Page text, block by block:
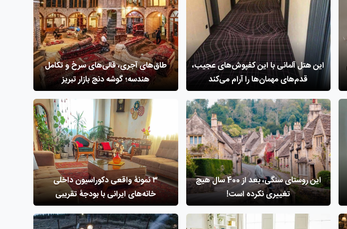
این هتل آلمانی با این کفپوش‌های عجیب،
قدم‌های مهمان‌ها را آرام می‌کند
طاق‌های آجری، قالی‌های سرخ و تکامل
هندسه؛ گوشه دنج بازار تبریز
این روستای سنگی، بعد از 400 سال هیچ
تغییری نکرده است!
۳ نمونۀ واقعی دکوراسیون داخلی
خانه‌های ایرانی با بودجۀ تقریبی